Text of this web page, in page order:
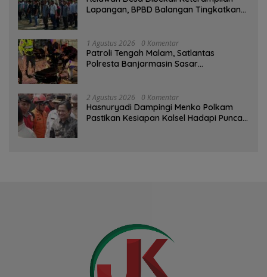
Lapangan, BPBD Balangan Tingkatkan
1 Agustus 2026 0 Komentar
Patroli Tengah Malam, Satlantas
Polresta Banjarmasin Sasar
2 Agustus 2026 0 Komentar
Hasnuryadi Dampingi Menko Polkam
Pastikan Kesiapan Kalsel Hadapi Puncak